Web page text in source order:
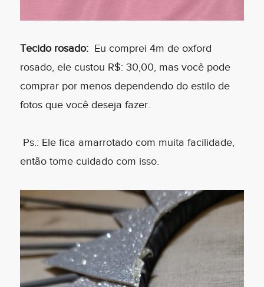
Tecido rosado:Eu comprei 4m de oxford
rosado, ele custou R$: 30,00, mas você pode
comprar por menos dependendo do estilo de
fotos que você deseja fazer.
Ps.: Ele fica amarrotado com muita facilidade,
então tome cuidado com isso.